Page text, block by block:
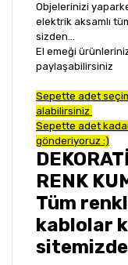
Objelerinizi
elektrik aksamlı
sizden...
El emeği
paylaşabilirsiniz
Sepette adet
alabilirsiniz
Sepette adet
gönderiyoruz :)
RENK
Tüm
kablolar
sitemizde